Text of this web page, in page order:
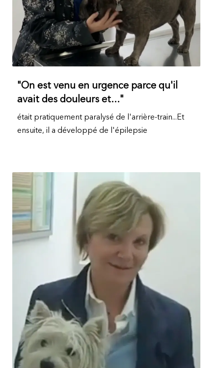
"On est venu en urgence parce qu'il
avait des douleurs et..."
était pratiquement paralysé de l'arrière-train...Et
ensuite, il a développé de l'épilepsie